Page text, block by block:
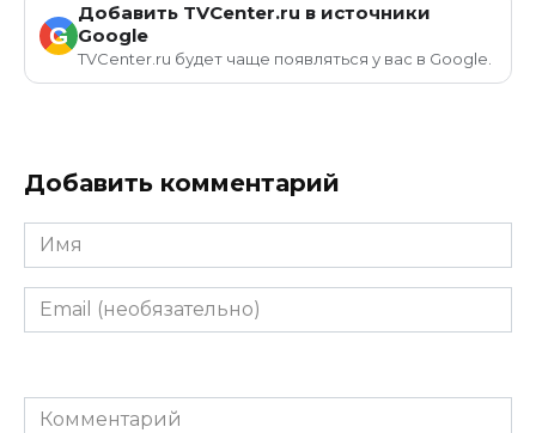
G
Добавить TVCenter.ru в источники
Google
TVCenter.ru будет чаще появляться у вас в Google.
Добавить комментарий
Имя
Email
(необязательно)
Комментарий